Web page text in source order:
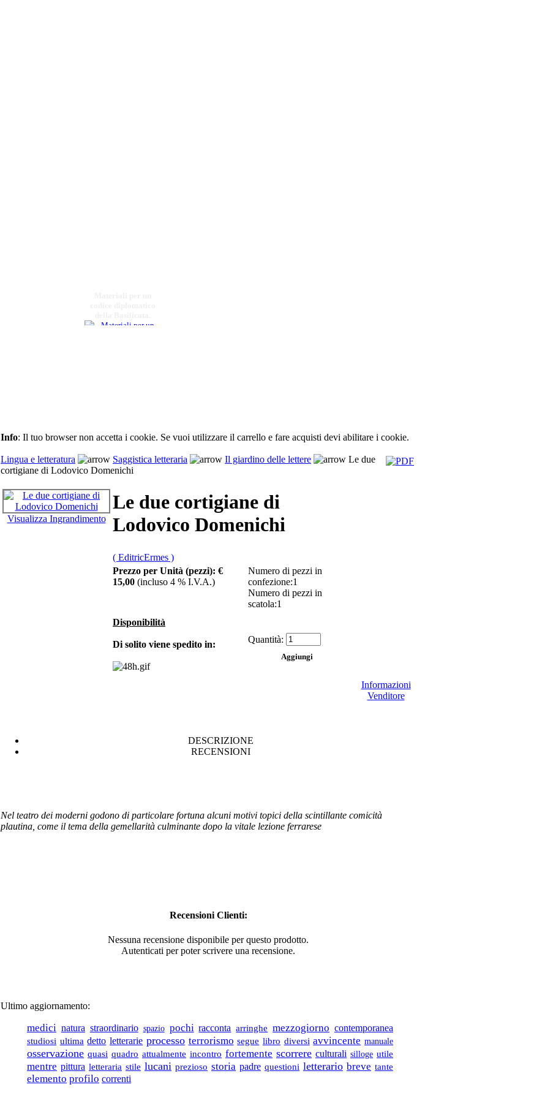
€ 16,00
Percorsi in quota sul
massiccio del Pollino
€ 10,00
Francesco De Sarlo
Finestra
sullâ€™azzurro. La
straordinaria storia
€ 10,00
Agenda Aviglianese
urbanistiche di
Potenza
€ 7,75
Don Francesco
Romagnano. Rettore
del Santuario di
Viggiano
Info: Il tuo browser non accetta i cookie. Se vuoi utilizzare il carrello e fare acquisti devi abilitare i cookie.
Lingua e letteratura Saggistica letteraria Il giardino delle lettere
Le due
cortigiane di Lodovico Domenichi
Visualizza Ingrandimento
Le due cortigiane di
Lodovico Domenichi
( EditricErmes )
Prezzo per Unità (pezzi): €
15,00 (incluso 4 % I.V.A.)
Numero di pezzi in
confezione:1
Numero di pezzi in
scatola:1
Disponibilità
Di solito viene spedito in: Quantità:
Informazioni
Venditore
DESCRIZIONE
RECENSIONI
Nel teatro dei moderni godono di particolare fortuna alcuni motivi topici della scintillante comicità
plautina, come il tema della gemellarità culminante dopo la vitale lezione ferrarese
Recensioni Clienti:
Nessuna recensione disponibile per questo prodotto.
Autenticati per poter scrivere una recensione.
Ultimo aggiornamento:
medici natura straordinario spazio pochi racconta arringhe mezzogiorno contemporanea
studiosi ultima detto letterarie processo terrorismo segue libro diversi avvincente manuale
osservazione quasi quadro attualmente incontro fortemente scorrere culturali silloge utile
mentre pittura letteraria stile lucani prezioso storia padre questioni letterario breve tante
elemento profilo correnti